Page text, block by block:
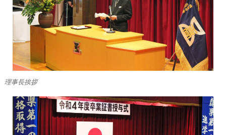
理事長挨拶